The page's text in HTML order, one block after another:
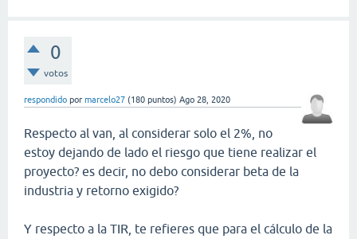
0
votos
respondido por marcelo27 (180 puntos) Ago 28, 2020
Respecto al van, al considerar solo el 2%, no
estoy dejando de lado el riesgo que tiene realizar el
proyecto? es decir, no debo considerar beta de la
industria y retorno exigido?
Y respecto a la TIR, te refieres que para el cálculo de la